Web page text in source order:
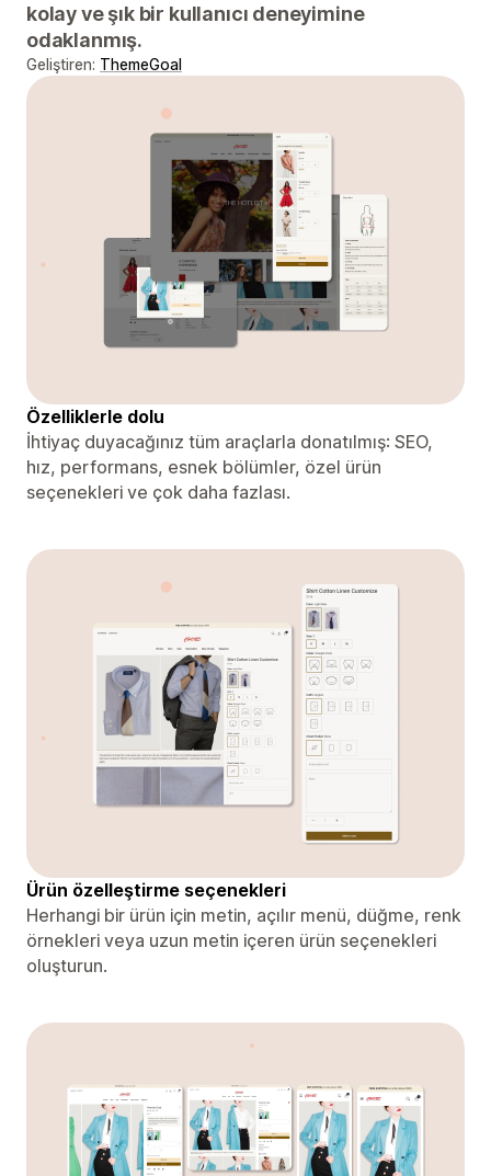
kolay ve şık bir kullanıcı deneyimine
odaklanmış.
Geliştiren: ThemeGoal
Özelliklerle dolu
İhtiyaç duyacağınız tüm araçlarla donatılmış: SEO,
hız, performans, esnek bölümler, özel ürün
seçenekleri ve çok daha fazlası.
Ürün özelleştirme seçenekleri
Herhangi bir ürün için metin, açılır menü, düğme, renk
örnekleri veya uzun metin içeren ürün seçenekleri
oluşturun.